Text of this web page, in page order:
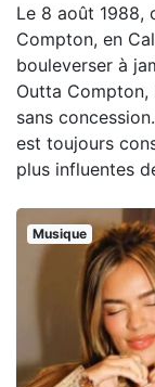
Le 8 août 1988,
Compton, en
bouleverser à
Outta Compton,
sans
est toujours
plus influentes
Musique